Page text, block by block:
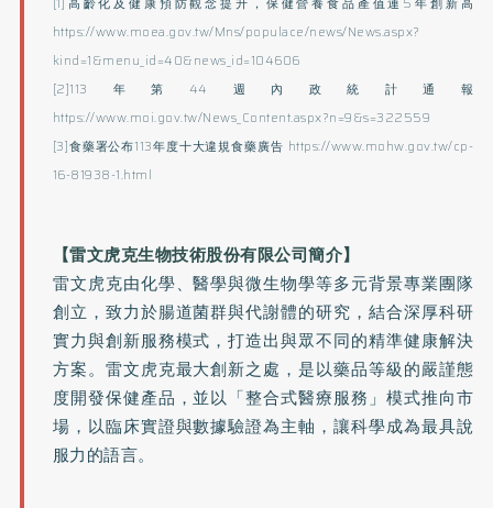
https://www.moea.gov.tw/Mns/populace/news/News.aspx?
kind=1&menu_id=40&news_id=104606
[2]113年第44週內政統計通報
https://www.moi.gov.tw/News_Content.aspx?n=9&s=322559
[3]食藥署公布113年度十大違規食藥廣告 https://www.mohw.gov.tw/cp-
16-81938-1.html
【雷文虎克生物技術股份有限公司簡介】
雷文虎克由化學、醫學與微生物學等多元背景專業團隊
創立，致力於腸道菌群與代謝體的研究，結合深厚科研
實力與創新服務模式，打造出與眾不同的精準健康解決
方案。雷文虎克最大創新之處，是以藥品等級的嚴謹態
度開發保健產品，並以「整合式醫療服務」模式推向市
場，以臨床實證與數據驗證為主軸，讓科學成為最具說
服力的語言。